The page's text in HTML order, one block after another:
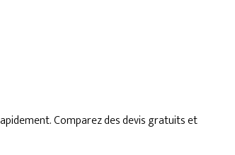
Comparez des devis gratuits et